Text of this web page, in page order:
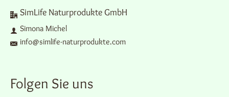
SimLife Naturprodukte GmbH
Simona Michel
info@simlife-naturprodukte.com
Folgen Sie uns